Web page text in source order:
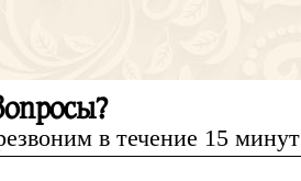
в течение 15 минут